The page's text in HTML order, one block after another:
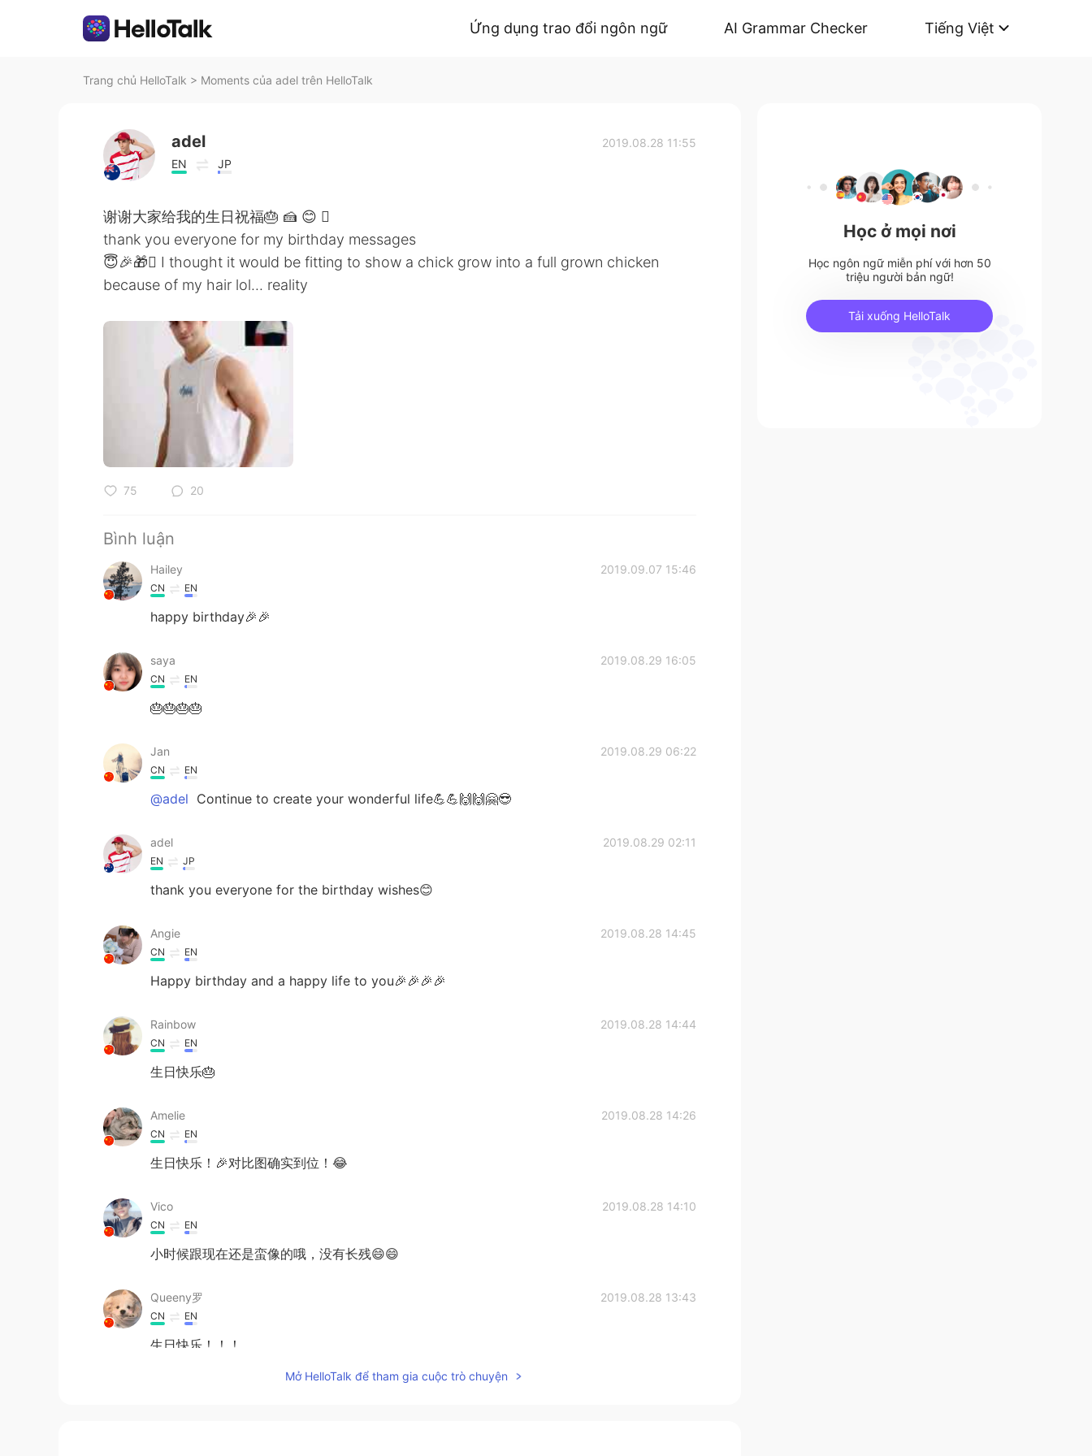
Ứng dụng trao đổi ngôn ngữ AI Grammar Checker Tiếng Việt
Trang chủ HelloTalk > Moments của adel trên HelloTalk
adel
EN JP
2019.08.28 11:55
谢谢大家给我的生日祝福🎂 🍰 😊 
thank you everyone for my birthday messages
😇🎉🎁 I thought it would be fitting to show a chick grow into a full grown chicken
because of my hair lol... reality
75 20
Bình luận
Hailey 2019.09.07 15:46
CN EN
happy birthday🎉🎉
saya 2019.08.29 16:05
CN EN
🎂🎂🎂🎂
Jan 2019.08.29 06:22
CN EN
@adel Continue to create your wonderful life💪💪🙌🙌🤗😎
adel 2019.08.29 02:11
EN JP
thank you everyone for the birthday wishes😊
Angie 2019.08.28 14:45
CN EN
Happy birthday and a happy life to you🎉🎉🎉🎉
Rainbow 2019.08.28 14:44
CN EN
生日快乐🎂
Amelie 2019.08.28 14:26
CN EN
生日快乐！🎉对比图确实到位！😂
Vico 2019.08.28 14:10
CN EN
小时候跟现在还是蛮像的哦，没有长残😄😄
Queeny罗 2019.08.28 13:43
CN EN
生日快乐！！！
Mở HelloTalk để tham gia cuộc trò chuyện
Học ở mọi nơi
Học ngôn ngữ miễn phí với hơn 50
triệu người bản ngữ!
Tải xuống HelloTalk